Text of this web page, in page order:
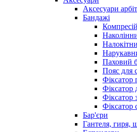
Аксесуари
Бандажі
Паховий
Пояс для
Фіксатор
Фіксатор
Фіксатор
Фіксатор
Бар'єри
Гантеля, гиря,